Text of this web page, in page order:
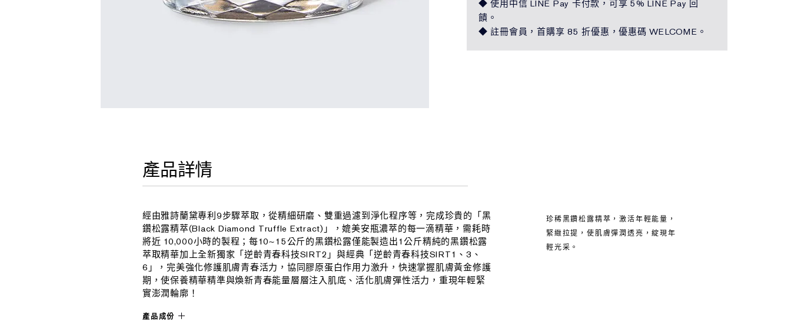
◆ 使用中信 LINE Pay 卡付款，可享 5% LINE Pay 回
饋。
◆ 註冊會員，首購享 85 折優惠，優惠碼 WELCOME。
產品詳情
經由雅詩蘭黛專利9步驟萃取，從精細研磨、雙重過濾到淨化程序等，完成珍貴的「黑
鑽松露精萃(Black Diamond Truffle Extract)」，媲美安瓶濃萃的每一滴精華，需耗時
將近 10,000小時的製程；每10~15公斤的黑鑽松露僅能製造出1公斤精純的黑鑽松露
萃取精華加上全新獨家「逆齡青春科技SIRT2」與經典「逆齡青春科技SIRT1、3、
6」，完美強化修護肌膚青春活力，協同膠原蛋白作用力激升，快速掌握肌膚黃金修護
期，使保養精華精準與煥新青春能量層層注入肌底、活化肌膚彈性活力，重現年輕緊
實澎潤輪廓！
產品成份
珍稀黑鑽松露精萃，激活年輕能量，
緊緻拉提，使肌膚彈潤透亮，綻現年
輕光采。